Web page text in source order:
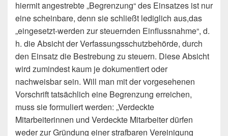
hiermit angestrebte „Begrenzung“ des Einsatzes ist nur
eine scheinbare, denn sie schließt lediglich aus,das
„eingesetzt-werden zur steuernden Einflussnahme“, d.
h. die Absicht der Verfassungsschutzbehörde, durch
den Einsatz die Bestrebung zu steuern. Diese Absicht
wird zumindest kaum je dokumentiert oder
nachweisbar sein. Will man mit der vorgesehenen
Vorschrift tatsächlich eine Begrenzung erreichen,
muss sie formuliert werden: „Verdeckte
Mitarbeiterinnen und Verdeckte Mitarbeiter dürfen
weder zur Gründung einer strafbaren Vereinigung